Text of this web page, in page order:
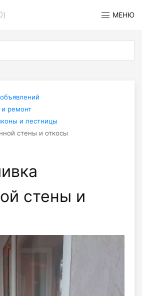
) МЕНЮ
и ремонт
и лестницы
стены и откосы
стены и